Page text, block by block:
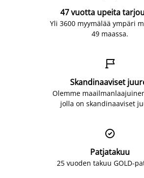
47 vuotta upeita
Yli 3600 myymälää ympäri
49 maassa.

Skandinaaviset
Olemme
jolla on skandinaaviset

Patjatakuu
25 vuoden takuu GOLD-